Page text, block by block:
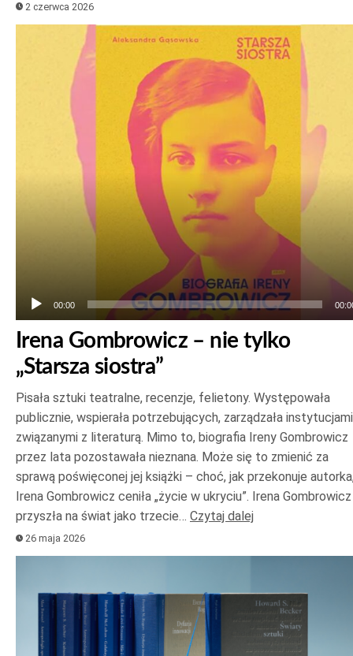
2 czerwca 2026
Odtwarzacz
dźwiękowych
00:00
Irena Gombrowicz – nie tylko
„Starsza siostra”
Pisała sztuki teatralne, recenzje, felietony. Występowała
publicznie, wspierała potrzebujących, zarządzała instytucjami
związanymi z literaturą. Mimo to, biografia Ireny Gombrowicz
przez lata pozostawała nieznana. Może się to zmienić za
sprawą poświęconej jej książki – choć, jak przekonuje
Irena Gombrowicz ceniła „życie w ukryciu”. Irena Gombrowicz
przyszła na świat jako trzecie… Czytaj dalej
26 maja 2026
dźwiękowych